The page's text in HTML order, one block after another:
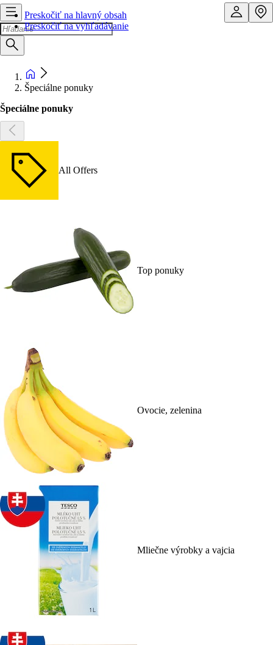
Preskočiť na hlavný obsah
Preskočiť na vyhľadávanie
Špeciálne ponuky
Špeciálne ponuky
All Offers
Top ponuky
Ovocie, zelenina
Mliečne výrobky a vajcia